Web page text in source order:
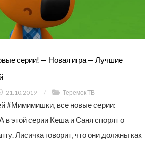
серии! — Новая игра — Лучшие
21.10.2019 / Теремок ТВ
#Мимимишки, все новые серии:
этой серии Кеша и Саня спорят о
Лисичка говорит, что они должны как